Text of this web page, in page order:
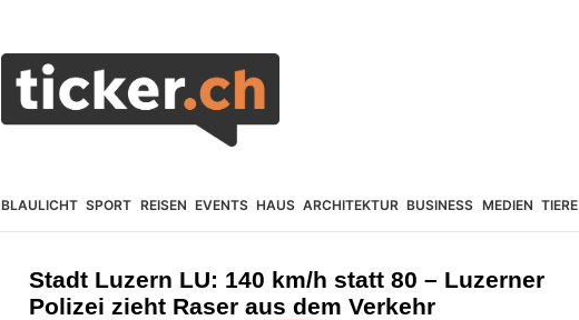
BLAULICHT SPORT REISEN EVENTS HAUS ARCHITEKTUR BUSINESS MEDIEN TIERE
Stadt Luzern LU: 140 km/h statt 80 – Luzerner
Polizei zieht Raser aus dem Verkehr